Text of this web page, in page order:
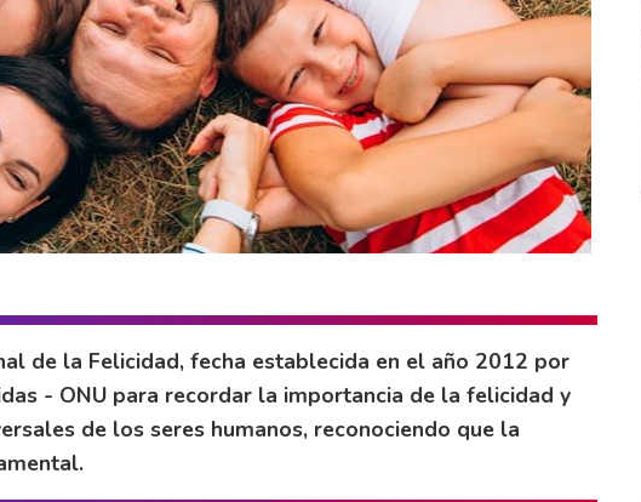
de la Felicidad, fecha establecida en el año 2012 por
- ONU para recordar la importancia de la felicidad y
de los seres humanos, reconociendo que la